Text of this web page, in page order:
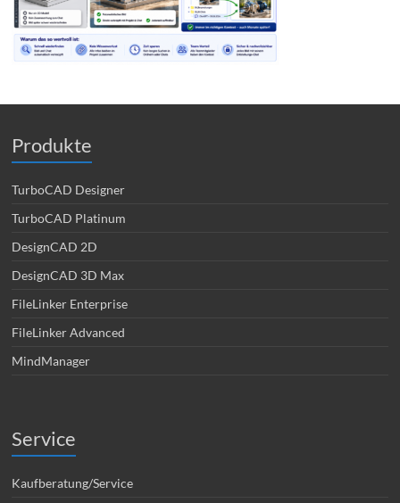
Produkte
TurboCAD Designer
TurboCAD Platinum
DesignCAD 2D
DesignCAD 3D Max
FileLinker Enterprise
FileLinker Advanced
MindManager
Service
Kaufberatung/Service